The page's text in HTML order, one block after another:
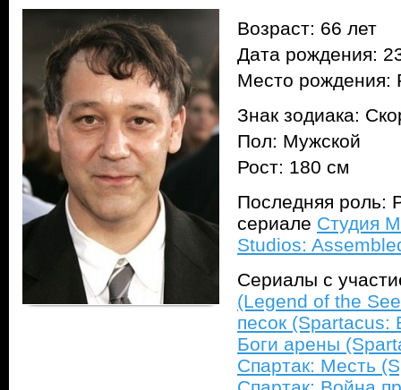
Возраст: 66 лет
Дата рождения:
Место
Знак зодиака:
Пол: Мужской
Рост: 180 см
Последняя роль:
сериале Студия
Studios:
Сериалы с
(Legend of the
песок (Spartacus:
Боги арены
Спартак: Месть